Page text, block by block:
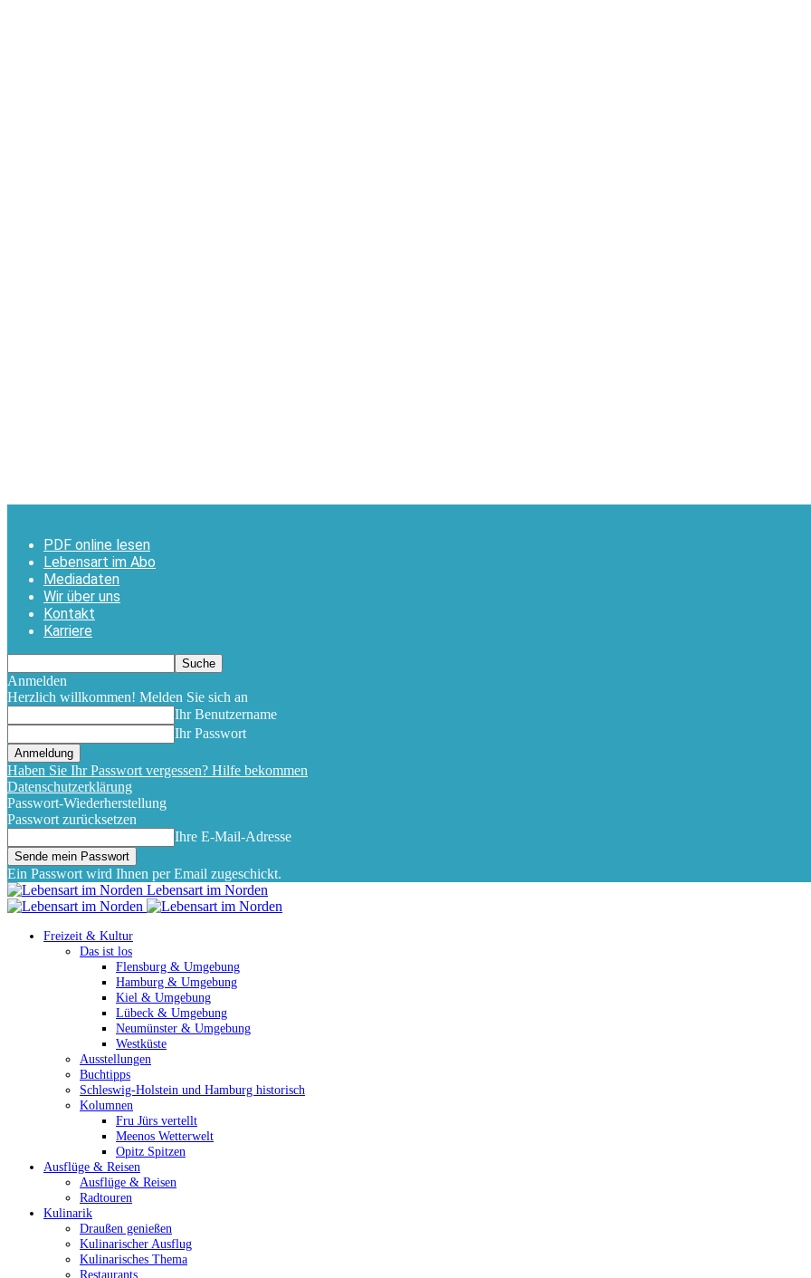
PDF online lesen
Lebensart im Abo
Mediadaten
Wir über uns
Kontakt
Karriere
Anmelden
Herzlich willkommen! Melden Sie sich an
Ihr Benutzername
Ihr Passwort
Haben Sie Ihr Passwort vergessen? Hilfe bekommen
Datenschutzerklärung
Passwort-Wiederherstellung
Passwort zurücksetzen
Ihre E-Mail-Adresse
Ein Passwort wird Ihnen per Email zugeschickt.
Lebensart im Norden
Freizeit & Kultur
Das ist los
Flensburg & Umgebung
Hamburg & Umgebung
Kiel & Umgebung
Lübeck & Umgebung
Neumünster & Umgebung
Westküste
Ausstellungen
Buchtipps
Schleswig-Holstein und Hamburg historisch
Kolumnen
Fru Jürs vertellt
Meenos Wetterwelt
Opitz Spitzen
Ausflüge & Reisen
Ausflüge & Reisen
Radtouren
Kulinarik
Draußen genießen
Kulinarischer Ausflug
Kulinarisches Thema
Restaurants